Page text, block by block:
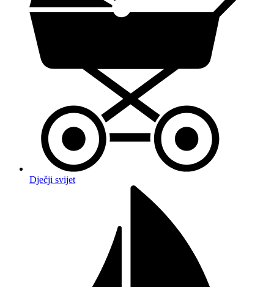
Dječji svijet